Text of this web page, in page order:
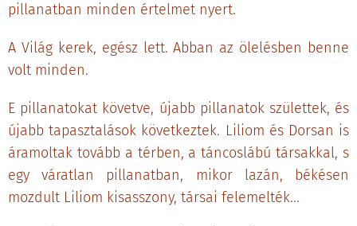
pillanatban minden értelmet nyert.
A Világ kerek, egész lett. Abban az ölelésben benne
volt minden.
E pillanatokat követve, újabb pillanatok születtek, és
újabb tapasztalások következtek. Liliom és Dorsan is
áramoltak tovább a térben, a táncoslábú társakkal, s
egy váratlan pillanatban, mikor lazán, békésen
mozdult Liliom kisasszony, társai felemelték...